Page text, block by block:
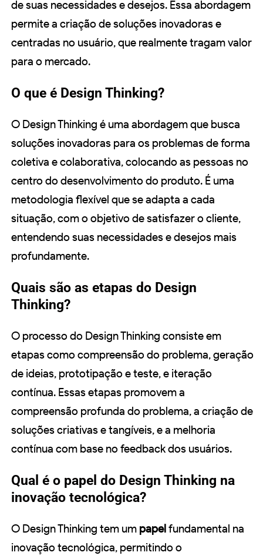
de suas necessidades e desejos. Essa abordagem
permite a criação de soluções inovadoras e
centradas no usuário, que realmente tragam valor
para o mercado.
O que é Design Thinking?
O Design Thinking é uma abordagem que busca
soluções inovadoras para os problemas de forma
coletiva e colaborativa, colocando as pessoas no
centro do desenvolvimento do produto. É uma
metodologia flexível que se adapta a cada
situação, com o objetivo de satisfazer o cliente,
entendendo suas necessidades e desejos mais
profundamente.
Quais são as etapas do Design
Thinking?
O processo do Design Thinking consiste em
etapas como compreensão do problema, geração
de ideias, prototipação e teste, e iteração
contínua. Essas etapas promovem a
compreensão profunda do problema, a criação de
soluções criativas e tangíveis, e a melhoria
contínua com base no feedback dos usuários.
Qual é o papel do Design Thinking na
inovação tecnológica?
O Design Thinking tem um papelfundamental na
inovação tecnológica, permitindo o